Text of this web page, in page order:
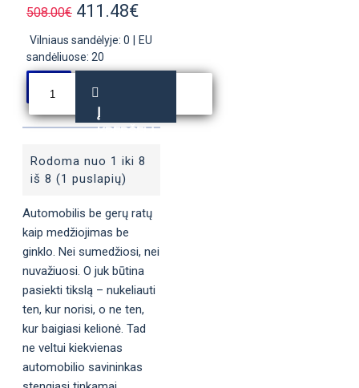
508.00€ 411.48€
Vilniaus sandėlyje: 0
EU
sandėliuose: 20
Į
KREPŠELĮ
Rodoma nuo 1 iki 8
iš 8 (1 puslapių)
Automobilis be gerų ratų
kaip medžiojimas be
ginklo. Nei sumedžiosi, nei
nuvažiuosi. O juk būtina
pasiekti tikslą – nukeliauti
ten, kur norisi, o ne ten,
kur baigiasi kelionė. Tad
ne veltui kiekvienas
automobilio savininkas